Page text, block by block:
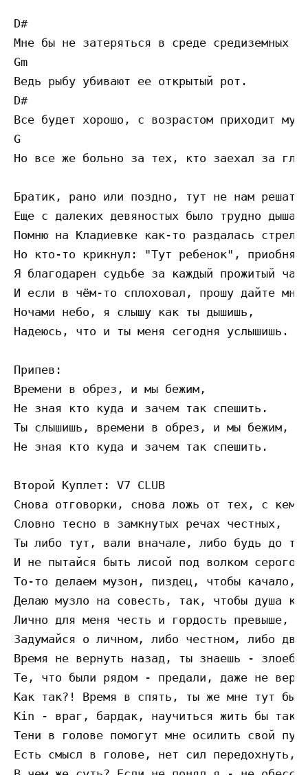
D#
Мне бы не затеряться в среде средиземных
Gm
Ведь рыбу убивают ее открытый рот.
D#
Все будет хорошо, с возрастом приходит
G
Но все же больно за тех, кто заехал за
Братик, рано или поздно, тут не нам
Еще с далеких девяностых было трудно
Помню на Кладиевке как-то раздалась
Но кто-то крикнул: "Тут ребенок", приобняв
Я благодарен судьбе за каждый прожитый
И если в чём-то сплоховал, прошу дайте
Ночами небо, я слышу как ты дышишь,
Надеюсь, что и ты меня сегодня услышишь.
Припев:
Времени в обрез, и мы бежим,
Не зная кто куда и зачем так спешить.
Ты слышишь, времени в обрез, и мы бежим,
Не зная кто куда и зачем так спешить.
Второй Куплет: V7 CLUB
Снова отговорки, снова ложь от тех, с кем
Словно тесно в замкнутых речах честных,
Ты либо тут, вали вначале, либо будь до
И не пытайся быть лисой под волком серого.
То-то делаем музон, пиздец, чтобы качало,
Делаю музло на совесть, так, чтобы душа
Лично для меня честь и гордость превыше,
Задумайся о личном, либо честном, либо
Время не вернуть назад, ты знаешь -
Те, что были рядом - предали, даже не верю
Как так?! Время в спять, ты же мне тут был
Kin - враг, бардак, научиться жить бы так,
Тени в голове помогут мне осилить свой
Есть смысл в голове, нет сил передохнуть,